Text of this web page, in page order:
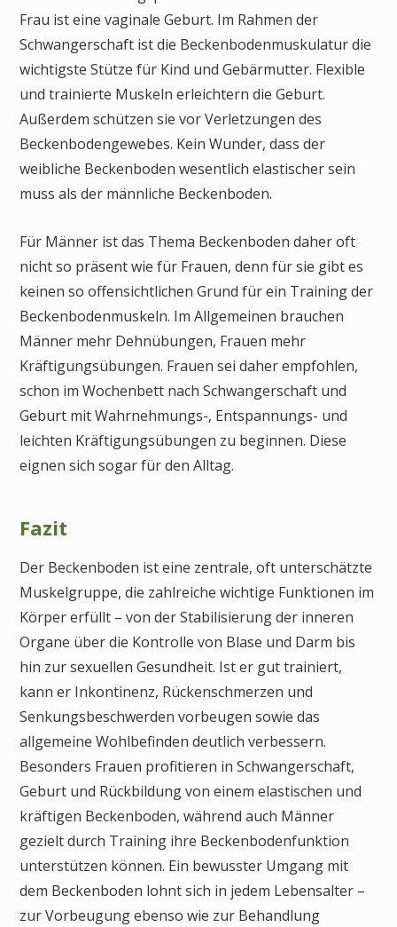
Frau ist eine vaginale Geburt. Im Rahmen der
Schwangerschaft ist die Beckenbodenmuskulatur die
wichtigste Stütze für Kind und Gebärmutter. Flexible
und trainierte Muskeln erleichtern die Geburt.
Außerdem schützen sie vor Verletzungen des
Beckenbodengewebes. Kein Wunder, dass der
weibliche Beckenboden wesentlich elastischer sein
muss als der männliche Beckenboden.
Für Männer ist das Thema Beckenboden daher oft
nicht so präsent wie für Frauen, denn für sie gibt es
keinen so offensichtlichen Grund für ein Training der
Beckenbodenmuskeln. Im Allgemeinen brauchen
Männer mehr Dehnübungen, Frauen mehr
Kräftigungsübungen. Frauen sei daher empfohlen,
schon im Wochenbett nach Schwangerschaft und
Geburt mit Wahrnehmungs-, Entspannungs- und
leichten Kräftigungsübungen zu beginnen. Diese
eignen sich sogar für den Alltag.
Fazit
Der Beckenboden ist eine zentrale, oft unterschätzte
Muskelgruppe, die zahlreiche wichtige Funktionen im
Körper erfüllt – von der Stabilisierung der inneren
Organe über die Kontrolle von Blase und Darm bis
hin zur sexuellen Gesundheit. Ist er gut trainiert,
kann er Inkontinenz, Rückenschmerzen und
Senkungsbeschwerden vorbeugen sowie das
allgemeine Wohlbefinden deutlich verbessern.
Besonders Frauen profitieren in Schwangerschaft,
Geburt und Rückbildung von einem elastischen und
kräftigen Beckenboden, während auch Männer
gezielt durch Training ihre Beckenbodenfunktion
unterstützen können. Ein bewusster Umgang mit
dem Beckenboden lohnt sich in jedem Lebensalter –
zur Vorbeugung ebenso wie zur Behandlung